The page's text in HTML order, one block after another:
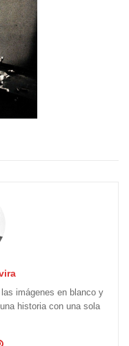
imágenes en blanco y
historia con una sola